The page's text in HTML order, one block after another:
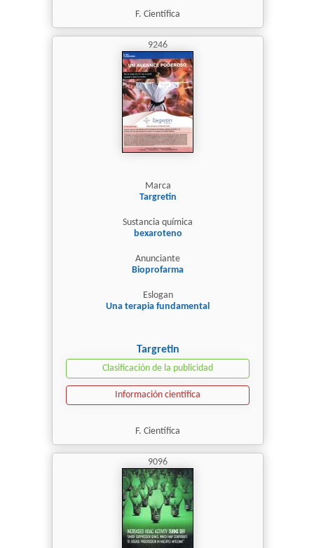
F. Científica
9246
Marca
Targretin
Sustancia química
bexaroteno
Anunciante
Bioprofarma
Eslogan
Una terapia fundamental
Targretin
Clasificación de la publicidad
Información científica
F. Científica
9096